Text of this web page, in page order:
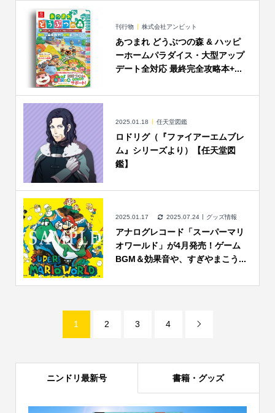
刊行物 株式会社アンビット
あつまれ どうぶつの森 & ハッピ
ーホームパラダイス・大型アップ
デート全対応 最終完全攻略本+...
2025.01.18 任天堂図鑑
ロドリグ（『ファイアーエムブレ
ム』シリーズより）【任天堂図
鑑】
2025.01.17 2025.07.24 グッズ情報
アナログレコード「スーパーマリ
オワールド」が4月発売！ゲーム
BGM＆効果音や、すぎやまこう...
1 2 3 4 
ニンドリ最新号 書籍・グッズ